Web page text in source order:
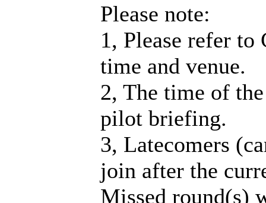
Please note:
1, Please refer to
time and venue.
2, The time of
pilot briefing.
3, Latecomers
join after the
Missed round(s)